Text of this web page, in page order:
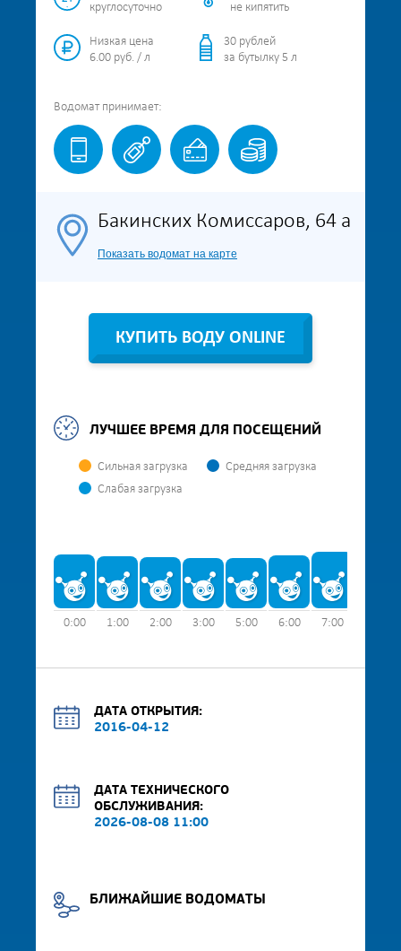
круглосуточно
не кипятить
Низкая цена
6.00 руб. / л
30 рублей
за бутылку 5 л
Водомат принимает:
Бакинских Комиссаров, 64 а
Показать водомат на карте
КУПИТЬ ВОДУ ONLINE
ЛУЧШЕЕ ВРЕМЯ ДЛЯ ПОСЕЩЕНИЙ
Сильная загрузка
Средняя загрузка
Слабая загрузка
0:00 1:00 2:00 3:00 5:00 6:00 7:00
ДАТА ОТКРЫТИЯ:
2016-04-12
ДАТА ТЕХНИЧЕСКОГО
ОБСЛУЖИВАНИЯ:
2026-08-08 11:00
БЛИЖАЙШИЕ ВОДОМАТЫ